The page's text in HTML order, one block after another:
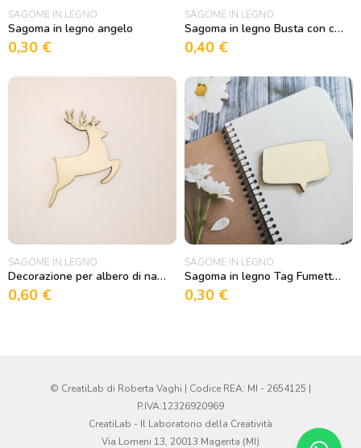
SAGOME IN LEGNO
Sagoma in legno angelo
0,30 €
SAGOME IN LEGNO
Sagoma in legno Busta con cuoricini
0,40 €
SAGOME IN LEGNO
Decorazione per albero di natale Renna2
0,60 €
SAGOME IN LEGNO
Sagoma in legno Tag Fumetto 7
0,30 €
© CreatiLab di Roberta Vaghi | Codice REA: MI - 2654125 |
P.IVA:12326920969
CreatiLab - Il Laboratorio della Creatività
Via Lomeni 13, 20013 Magenta (MI)